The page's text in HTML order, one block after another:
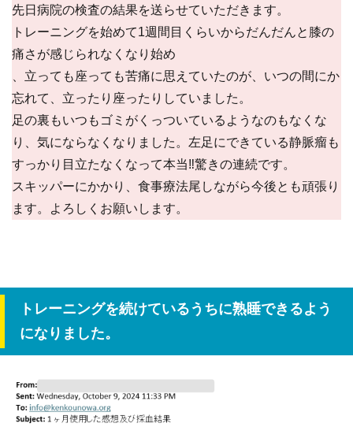
先日病院の検査の結果を送らせていただきます。
トレーニングを始めて1週間目くらいからだんだんと膝の
痛さが感じられなくなり始め
、立っても座っても苦痛に思えていたのが、いつの間にか
忘れて、立ったり座ったりしていました。
足の裏もいつもゴミがくっついているようなのもなくな
り、気にならなくなりました。左足にできている静脈瘤も
すっかり目立たなくなって本当‼驚きの連続です。
スキッパーにかかり、食事療法尾しながら今後とも頑張り
ます。よろしくお願いします。
トレーニングを続けているうちに熟睡できるよう
になりました。